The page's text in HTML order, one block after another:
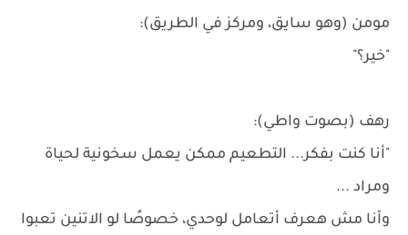
مومن (وهو سايق، ومركز في الطريق):
"خير؟"
رهف (بصوت واطي):
"أنا كنت بفكر... التطعيم ممكن يعمل سخونية لحياة
ومراد ...
وأنا مش هعرف أتعامل لوحدي، خصوصًا لو الاتنين تعبوا